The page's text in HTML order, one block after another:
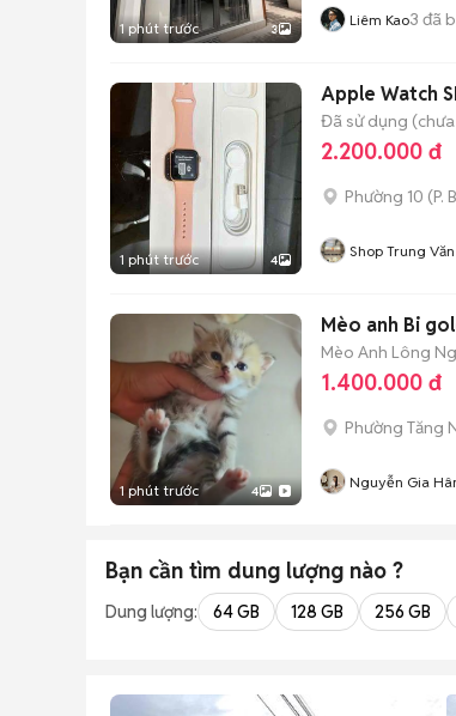
1 phút trước 3 Liêm Kao3 đã
1 phút trước 4
Apple Watch
Đã sử dụng
2.200.000 đ
Phường 10 (P.
Shop Trung
1 phút trước 4
Mèo anh Bi
Mèo Anh Lông
1.400.000 đ
Phường Tăng
Nguyễn Gia
Bạn cần tìm dung lượng nào ?
Dung lượng: 64 GB 128 GB 256 GB